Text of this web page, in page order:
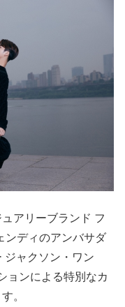
アリーブランド フ
ンディのアンバサダ
ジャクソン・ワン
ョンによる特別なカ
。